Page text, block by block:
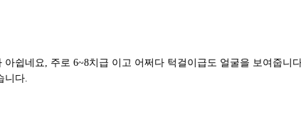
쉽네요, 주로 6~8치급 이고 어쩌다 턱걸이급도 얼굴을 보여줍니
니다.